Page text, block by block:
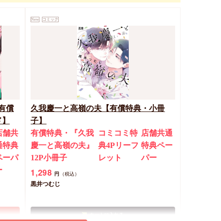
償
舗共
特典
ーパ
New コミック
久我慶一と高嶺の夫【有償特典・小冊
子】
有償特典・『久我
慶一と高嶺の夫』
12P小冊子
コミコミ特
典4Pリーフ
レット
店舗共通
特典ペー
パー
1,298 円 （税込）
黒井つむじ